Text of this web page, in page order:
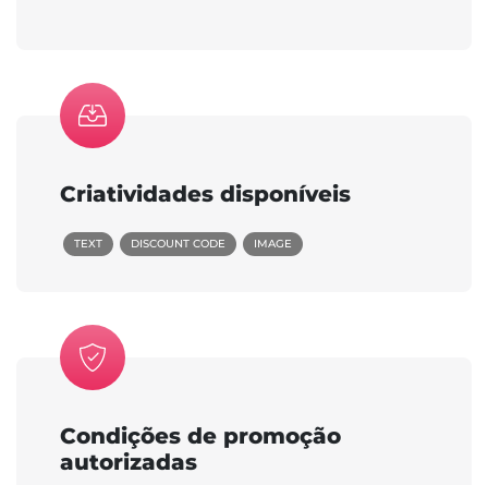
Criatividades disponíveis
TEXT DISCOUNT CODE IMAGE
Condições de promoção
autorizadas